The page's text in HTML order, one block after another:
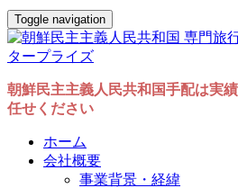
Toggle navigation
朝鮮民主主義人民共和国手配は実
任せください
ホーム
会社概要
事業背景・経緯